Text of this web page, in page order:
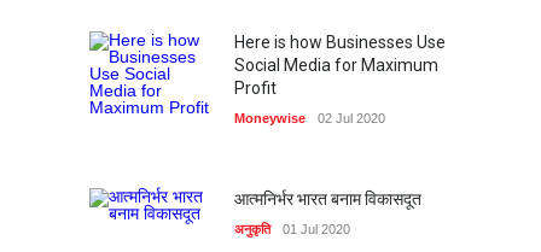
सृजन का सप्तक स्वर
शहीद की राधा मैं पूरा या अधूरा
The Monk by AkshayShroff is
one such book which is
Here is how Businesses Use
Social Media for Maximum
Profit
Moneywise 02 Jul 2020
आत्मनिर्भर भारत बनाम विकासदूत
अनुकृति 01 Jul 2020